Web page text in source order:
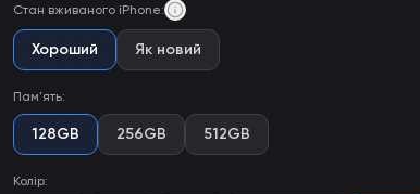
Стан вживаного iPhone:
Хороший Як новий
Пам'ять:
128GB 256GB 512GB
Колір: